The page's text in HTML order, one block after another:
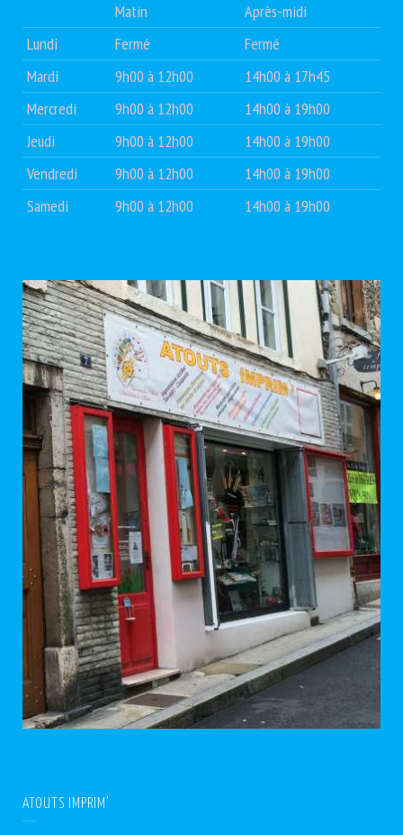
Matin
Après-midi
Lundi
Fermé
Fermé
Mardi
9h00 à 12h00
14h00 à 17h45
Mercredi
9h00 à 12h00
14h00 à 19h00
Jeudi
9h00 à 12h00
14h00 à 19h00
Vendredi
9h00 à 12h00
14h00 à 19h00
Samedi
9h00 à 12h00 14h00 à 19h00
ATOUTS IMPRIM’